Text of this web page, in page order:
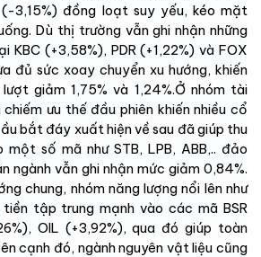
(-3,15%) đồng loạt suy yếu, kéo mặt
Dù thị trường vẫn ghi nhận những
KBC (+3,58%), PDR (+1,22%) và FOX
đủ sức xoay chuyển xu hướng, khiến
giảm 1,75% và 1,24%.Ở nhóm tài
ưu thế đầu phiên khiến nhiều cổ
bắt đáy xuất hiện về sau đã giúp thu
số mã như STB, LPB, ABB,.. đảo
ngành vẫn ghi nhận mức giảm 0,84%.
chung, nhóm năng lượng nổi lên như
tiền tập trung mạnh vào các mã BSR
OIL (+3,92%), qua đó giúp toàn
cạnh đó, ngành nguyên vật liệu cũng